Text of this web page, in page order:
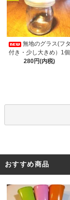
無地のグラス(フタ
付き・少し大きめ）1個
280円(内税)
おすすめ商品